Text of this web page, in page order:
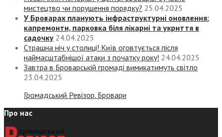
мистецтво чи порушення порядку? 25.04.2025
У Броварах планують інфраструктурні оновлення:
капремонти, парковка біля лікарні та укриття в
садочку 24.04.2025
Страшна ніч у столиці! Київ оговтується після
наймасштабнішої атаки з початку року! 24.04.2025
Завтра в Броварській громаді вимикатимуть світло
23.04.2025
Громадський Ревізор. Бровари
Про нас